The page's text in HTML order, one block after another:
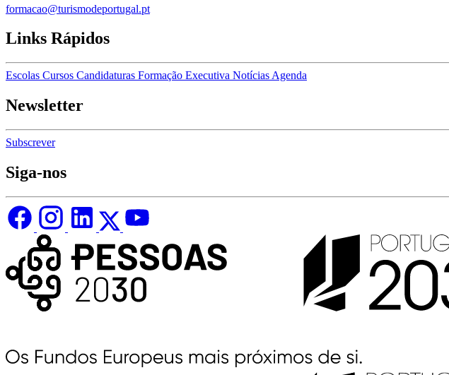
formacao@turismodeportugal.pt
Links Rápidos
Escolas Cursos Candidaturas Formação Executiva Notícias Agenda
Newsletter
Subscrever
Siga-nos